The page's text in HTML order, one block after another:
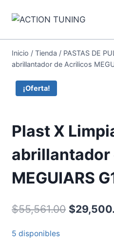
Inicio / Tienda / PASTAS DE
abrillantador de Acrilicos
¡Oferta!
Plast X
MEGUIARS
$55,561.00 $
5 disponibles